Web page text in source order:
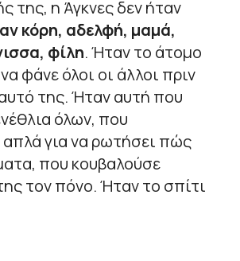
της, η Άγκνες δεν ήταν
κόρη, αδελφή, μαμά,
φίλη. Ήταν το άτομο
φάνε όλοι οι άλλοι πριν
της. Ήταν αυτή που
όλων, που
για να ρωτήσει πώς
που κουβαλούσε
τον πόνο. Ήταν το σπίτι